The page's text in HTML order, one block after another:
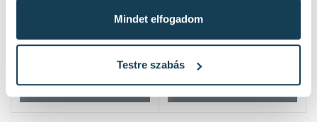
Mindet elfogadom
Testre szabás